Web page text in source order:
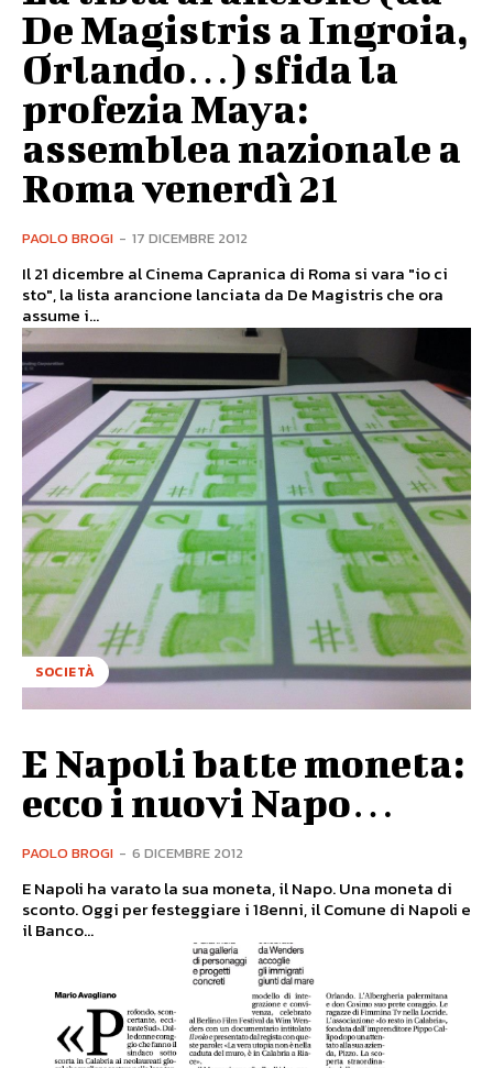
De Magistris a Ingroia,
Orlando…) sfida la
profezia Maya:
assemblea nazionale a
Roma venerdì 21
PAOLO BROGI - 17 DICEMBRE 2012
Il 21 dicembre al Cinema Capranica di Roma si vara "io ci
sto", la lista arancione lanciata da De Magistris che ora
assume i...
SOCIETÀ
E Napoli batte moneta:
ecco i nuovi Napo…
PAOLO BROGI - 6 DICEMBRE 2012
E Napoli ha varato la sua moneta, il Napo. Una moneta di
sconto. Oggi per festeggiare i 18enni, il Comune di Napoli e
il Banco...